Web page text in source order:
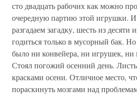
сто двадцать рабочих как можно
очередную партию этой игрушки.
разгадаем загадку, шесть из десяти
годиться только в мусорный бак. Но
было ни конвейера, ни игрушек, ни
Стоял погожий осенний день.
красками осени. Отличное место,
пораскинуть мозгами над